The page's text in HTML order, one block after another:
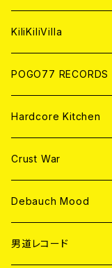
ANALOG
KiliKiliVilla
POGO77 RECORDS
Hardcore Kitchen
Crust War
Debauch Mood
男道レコード